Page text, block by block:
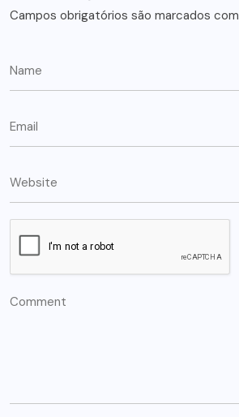
Campos obrigatórios são marcados com